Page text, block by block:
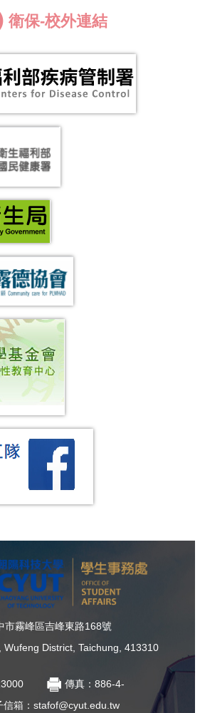
衛保-校外連結
市霧峰區吉峰東路168號
Wufeng District, Taichung, 413310
傳真：886-4-
信箱：stafof@cyut.edu.tw